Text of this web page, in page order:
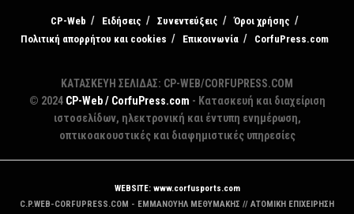
CP-Web Ειδήσεις Συνεντεύξεις
Όροι χρήσης
Πολιτική απορρήτου και cookies
Επικοινωνία CorfuPress.com
ΚΑΤΑΣΚΕΥΗ ΣΕΛΙΔΑΣ: CP-WEB/CORFUPRESS.COM
© 2024 CP-Web / CorfuPress.com - Κατασκευή και διαχείριση
ιστοσελίδων, ηλεκτρονική και έντυπη ενημέρωση,
οπτικοακουστικές και διαφημιστικές υπηρεσίες
WEBSITE: www.corfusports.com
C.P.WEB-CORFUPRESS.COM - ΕΜΜΑΝΟΥΗΛ ΜΕΘΥΜΑΚΗΣ // ΑΤΟΜΙΚΗ ΕΠΙΧΕΙΡΗΣΗ